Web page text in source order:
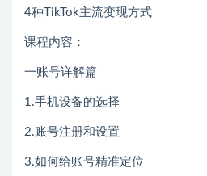
4种TikTok主流变现方式
课程内容：
一账号详解篇
1.手机设备的选择
2.账号注册和设置
3.如何给账号精准定位